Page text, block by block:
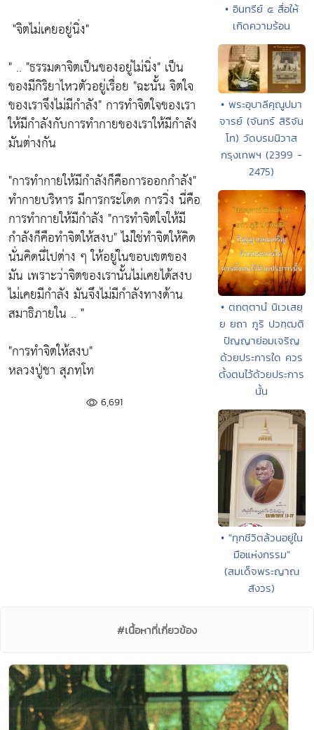
"จิตไม่เคยอยู่นิ่ง"
" .. "ธรรมดาจิตเป็นของอยู่ไม่นิ่ง" เป็น
ของมีกิริยาไหวตัวอยู่เรื่อย "ฉะนั้น จิตใจ
ของเราจึงไม่มีกำลัง" การทำจิตใจของเรา
ให้มีกำลังกับการทำกายของเราให้มีกำลัง
มันต่างกัน
"การทำกายให้มีกำลังก็คือการออกกำลัง"
ทำกายบริหาร มีการกระโดด การวิ่ง นี่คือ
การทำกายให้มีกำลัง "การทำจิตใจให้มี
กำลังก็คือทำจิตให้สงบ"ไม่ใช่ทำจิตให้คิด
นั่นคิดนี่ไปต่าง ๆ ให้อยู่ในขอบเขตของ
มัน เพราะว่าจิตของเรานั้นไม่เคยได้สงบ
ไม่เคยมีกำลัง มันจึงไม่มีกำลังทางด้าน
สมาธิภายใน .. "
"การทำจิตให้สงบ"
หลวงปู่ชา สุภทฺโท
6,691
• อินทรีย์ ๕ สื่อให้
เกิดความร้อน
• พระอุบาลีคุณูปมา
จารย์ (จันทร์ สิริจัน
โท) วัดบรมนิวาส
กรุงเทพฯ (2399 -
2475)
• ตถตฺตานํ นิเวเสยฺ
ย ยถา ภูริ ปวฑฺฒติ
ปัญญาย่อมเจริญ
ด้วยประการใด ควร
ตั้งตนไว้ด้วยประการ
นั้น
• "ทุกชีวิตล้วนอยู่ใน
มือแห่งกรรม"
(สมเด็จพระญาณ
สังวร)
#เนื้อหาที่เกี่ยวข้อง